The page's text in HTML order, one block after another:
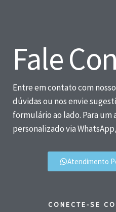
Fale
Entre em contato com
dúvidas ou nos envie
formulário ao lado. Para
personalizado via
Atendimento
CONECTE-SE